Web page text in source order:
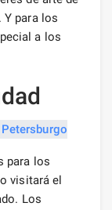
Y para los
a los
para los
visitará el
Los